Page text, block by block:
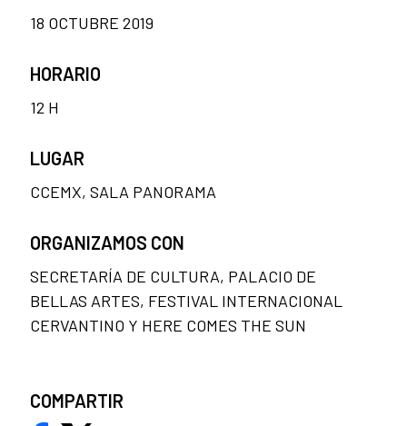
18 OCTUBRE 2019
HORARIO
12 H
LUGAR
CCEMX, SALA PANORAMA
ORGANIZAMOS CON
SECRETARÍA DE CULTURA, PALACIO DE
BELLAS ARTES, FESTIVAL INTERNACIONAL
CERVANTINO Y HERE COMES THE SUN
COMPARTIR